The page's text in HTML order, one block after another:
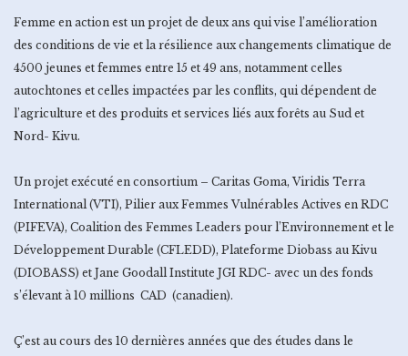
Femme en action est un projet de deux ans qui vise l’amélioration
des conditions de vie et la résilience aux changements climatique de
4500 jeunes et femmes entre 15 et 49 ans, notamment celles
autochtones et celles impactées par les conflits, qui dépendent de
l’agriculture et des produits et services liés aux forêts au Sud et
Nord- Kivu.
Un projet exécuté en consortium – Caritas Goma, Viridis Terra
International (VTI), Pilier aux Femmes Vulnérables Actives en RDC
(PIFEVA), Coalition des Femmes Leaders pour l’Environnement et le
Développement Durable (CFLEDD), Plateforme Diobass au Kivu
(DIOBASS) et Jane Goodall Institute JGI RDC- avec un des fonds
s’élevant à 10 millions CAD (canadien).
Ç’est au cours des 10 dernières années que des études dans le